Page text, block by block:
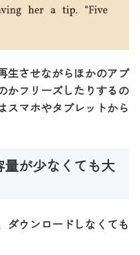
生させながらほかのアプ
かフリーズしたりするの
スマホやタブレットから
が少なくても大
ダウンロードしなくても